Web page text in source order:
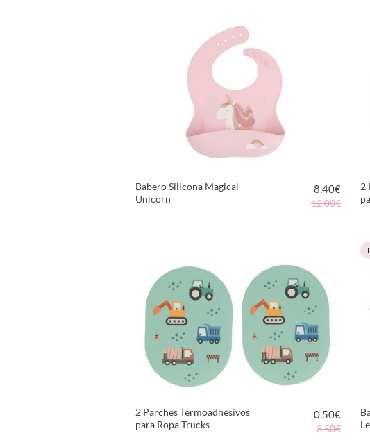
Babero Silicona Magical
Unicorn
8.40€
12.00€
2
2 Parches Termoadhesivos
para Ropa Trucks
0.50€
3.50€